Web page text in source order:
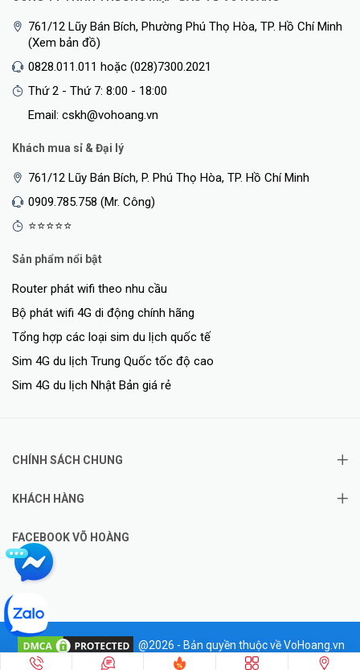
761/12 Lũy Bán Bích, Phường Phú Thọ Hòa, TP. Hồ Chí Minh
(Xem bản đồ)
0828.011.011 hoặc (028)7300.2021
Thứ 2 - Thứ 7: 8:00 - 18:00
Email: cskh@vohoang.vn
Khách mua sỉ & Đại lý
761/12 Lũy Bán Bích, P. Phú Thọ Hòa, TP. Hồ Chí Minh
0909.785.758 (Mr. Công)
⭐⭐⭐⭐⭐
Sản phẩm nổi bật
Router phát wifi theo nhu cầu
Bộ phát wifi 4G di động chính hãng
Tổng hợp các loại sim du lịch quốc tế
Sim 4G du lịch Trung Quốc tốc độ cao
Sim 4G du lịch Nhật Bản giá rẻ
CHÍNH SÁCH CHUNG
KHÁCH HÀNG
FACEBOOK VÕ HOÀNG
@2026 - Bản quyền thuộc về VoHoang.vn